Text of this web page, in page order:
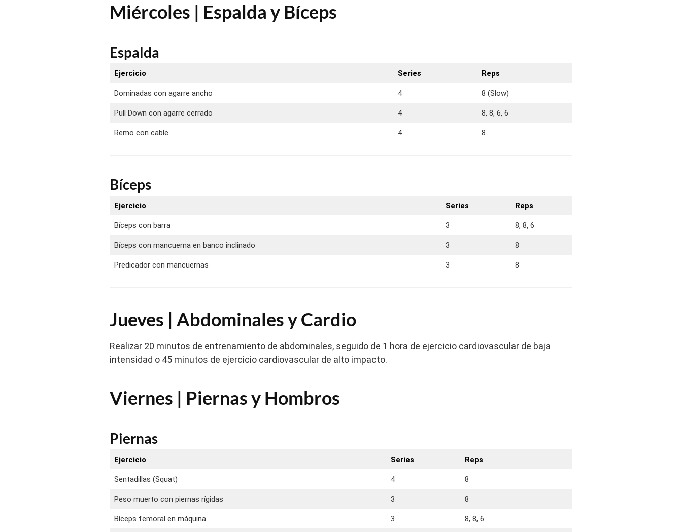
Miércoles | Espalda y Bíceps
Espalda
Ejercicio Series Reps
Dominadas con agarre ancho 4 8 (Slow)
Pull Down con agarre cerrado 4 8, 8, 6, 6
Remo con cable 4 8
Bíceps
Ejercicio Series Reps
Bíceps con barra 3 8, 8, 6
Bíceps con mancuerna en banco inclinado 3 8
Predicador con mancuernas 3 8
Jueves | Abdominales y Cardio
Realizar 20 minutos de entrenamiento de abdominales, seguido de 1 hora de ejercicio cardiovascular de baja
intensidad o 45 minutos de ejercicio cardiovascular de alto impacto.
Viernes | Piernas y Hombros
Piernas
Ejercicio Series Reps
Sentadillas (Squat) 4 8
Peso muerto con piernas rígidas 3 8
Bíceps femoral en máquina 3 8, 8, 6